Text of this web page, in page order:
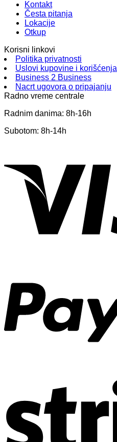
Kontakt
Česta pitanja
Lokacije
Otkup
Korisni linkovi
Politika privatnosti
Uslovi kupovine i korišćenja
Business 2 Business
Nacrt ugovora o pripajanju
Radno vreme centrale
Radnim danima: 8h-16h
Subotom: 8h-14h